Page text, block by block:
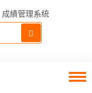
成績管理系統